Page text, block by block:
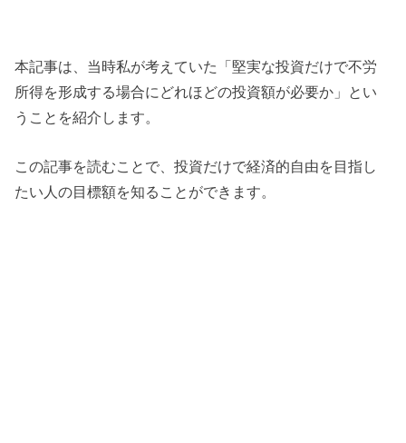
本記事は、当時私が考えていた「堅実な投資だけで不労
所得を形成する場合にどれほどの投資額が必要か」とい
うことを紹介します。
この記事を読むことで、投資だけで経済的自由を目指し
たい人の目標額を知ることができます。